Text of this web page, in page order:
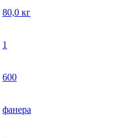
80,0 кг
1
600
фанера